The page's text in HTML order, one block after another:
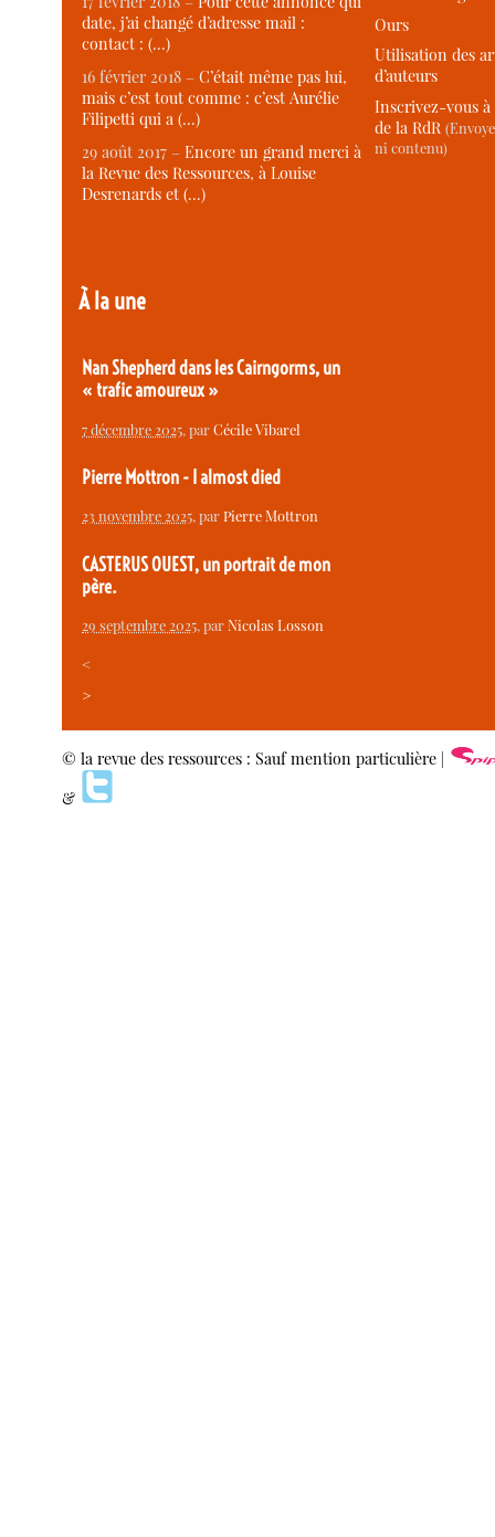
date, j’ai changé d’adresse mail :
contact : (…)
16 février 2018 –C’était même pas lui,
mais c’est tout comme : c’est Aurélie
Filipetti qui a (…)
29 août 2017 –Encore un grand merci à
la Revue des Ressources, à Louise
Desrenards et (…)
À la une
Nan Shepherd dans les Cairngorms, un
« trafic amoureux »
7 décembre 2025, parCécile Vibarel
Pierre Mottron - I almost died
23 novembre 2025, parPierre Mottron
CASTERUS OUEST, un portrait de mon
père.
29 septembre 2025, parNicolas Losson
<
>
Ours
Utilisation des
d’auteurs
Inscrivez-vous
de la RdR
ni contenu)
© la revue des ressources : Sauf mention particulière |
&